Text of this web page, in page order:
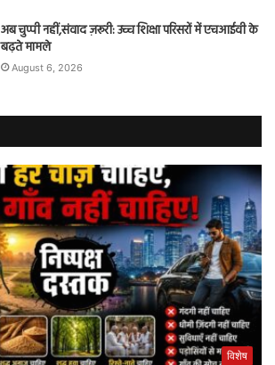
अब चुप्पी नहीं,संवाद ज़रूरी: उच्च शिक्षा परिसरों में एचआईवी के
बढ़ते मामले
August 6, 2026
विशेष